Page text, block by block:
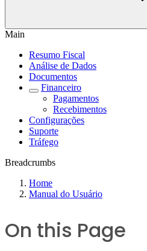
Main
Resumo Fiscal
Análise de Dados
Documentos
Financeiro
Pagamentos
Recebimentos
Configurações
Suporte
Tráfego
Breadcrumbs
Home
Manual do Usuário
On this Page